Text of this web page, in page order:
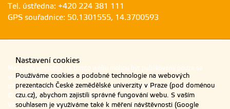
Tel. ústředna: +420 224 381 111
GPS souřadnice: 50.1301555, 14.3700593
Materiály umístěné na tomto webu mohou být publikovány pouze se
souhlasem ČZU.
Informace o zpracování a ochraně osobních údajů na ČZU v Praze.
© 2026 Česká zemědělská univerzita v Praze
Všechna práva vyhrazena
Nastavení cookies
Používáme cookies a podobné technologie na webových
prezentacích České zemědělské univerzity v Praze (pod doménou
czu.cz), abychom zajistili správné fungování webu. S vaším
souhlasem je využíváme také k měření návštěvnosti (Google